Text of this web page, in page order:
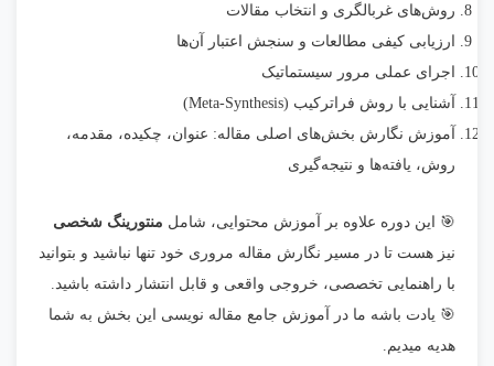
روش‌های غربالگری و انتخاب مقالات
ارزیابی کیفی مطالعات و سنجش اعتبار آن‌ها
اجرای عملی مرور سیستماتیک
آشنایی با روش فراترکیب (Meta-Synthesis)
آموزش نگارش بخش‌های اصلی مقاله: عنوان، چکیده، مقدمه،
روش، یافته‌ها و نتیجه‌گیری
🎯 این دوره علاوه بر آموزش محتوایی، شامل منتورینگ شخصی
نیز هست تا در مسیر نگارش مقاله مروری خود تنها نباشید و بتوانید
با راهنمایی تخصصی، خروجی واقعی و قابل انتشار داشته باشید.
🎯 یادت باشه ما در آموزش جامع مقاله نویسی این بخش به شما
هدیه میدیم.